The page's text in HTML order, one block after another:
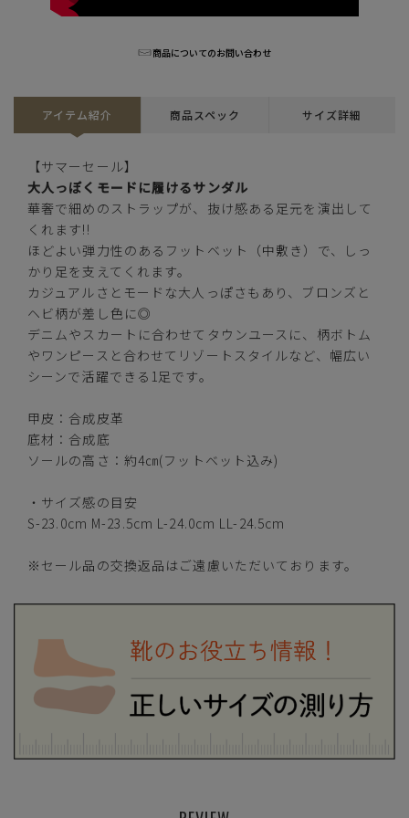
M(23.5cm)
L(24.0cm)
LL(24.5cm)
ヘビ
M(23.5cm)
残りわずか
L(24.0cm)
LL(24.5cm)
商品についてのお問い合わせ
アイテム紹介 商品スペック サイズ詳細
【サマーセール】
大人っぽくモードに履けるサンダル
華奢で細めのストラップが、抜け感ある足元を演出して
くれます!!
ほどよい弾力性のあるフットベット（中敷き）で、しっ
かり足を支えてくれます。
カジュアルさとモードな大人っぽさもあり、ブロンズと
ヘビ柄が差し色に◎
デニムやスカートに合わせてタウンユースに、柄ボトム
やワンピースと合わせてリゾートスタイルなど、幅広い
シーンで活躍できる1足です。
甲皮：合成皮革
底材：合成底
ソールの高さ：約4㎝(フットベット込み)
・サイズ感の目安
S-23.0cm M-23.5cm L-24.0cm LL-24.5cm
※セール品の交換返品はご遠慮いただいております。